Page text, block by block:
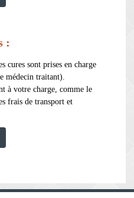
:
cures sont prises en charge
médecin traitant).
à votre charge, comme le
frais de transport et